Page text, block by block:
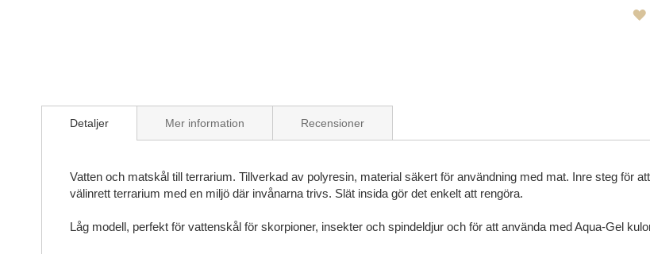
to
images
Detaljer
Vatten och matskål till terrarium. Tillverkad av polyresin, material säkert för användning med mat. Inre steg för
välinrett terrarium med en miljö där invånarna trivs. Slät insida gör det enkelt att rengöra.
Låg modell, perfekt för vattenskål för skorpioner, insekter och spindeldjur och för att använda med Aqua-Gel
Mer information Recensioner